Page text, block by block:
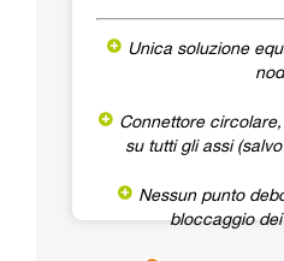
Unica soluzione
Connettore
su tutti gli assi
Nessun punto
bloccaggio